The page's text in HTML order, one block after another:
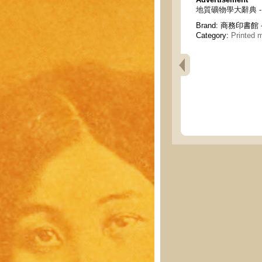
地質礦物學大辭典
Brand: 商務印書館
Category: Printed